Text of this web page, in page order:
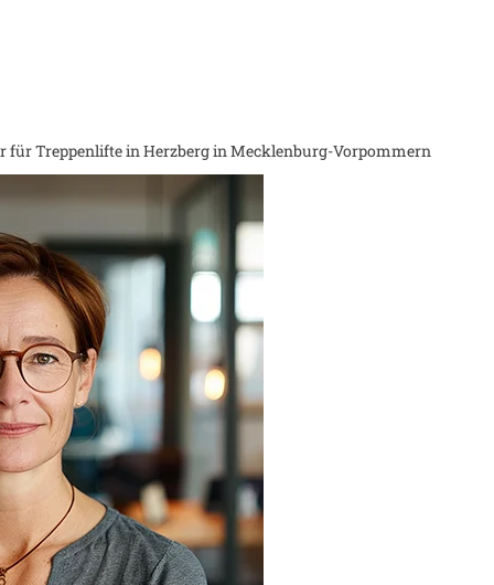
für Treppenlifte in Herzberg in Mecklenburg-Vorpommern